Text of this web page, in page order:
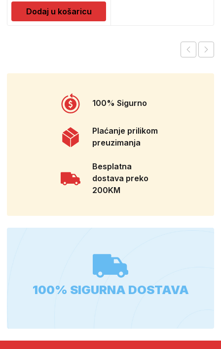
Dodaj u košaricu
100% Sigurno
Plaćanje prilikom
preuzimanja
Besplatna
dostava preko
200KM
100% SIGURNA DOSTAVA